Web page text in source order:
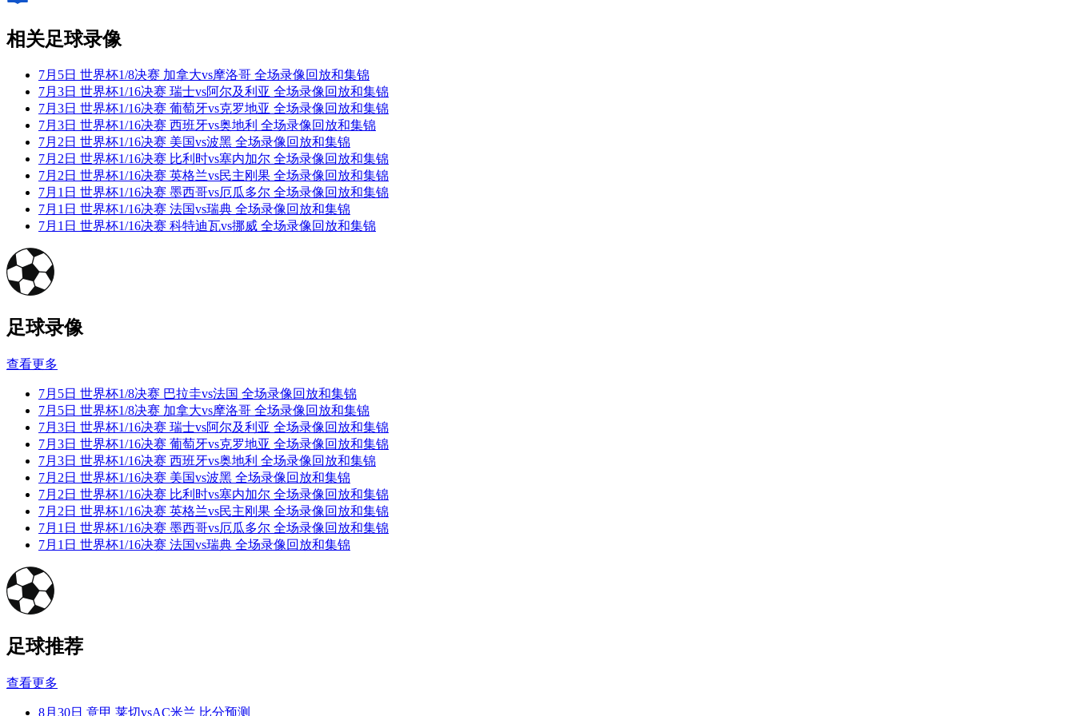
相关足球录像
7月5日 世界杯1/8决赛 加拿大vs摩洛哥 全场录像回放和集锦
7月3日 世界杯1/16决赛 瑞士vs阿尔及利亚 全场录像回放和集锦
7月3日 世界杯1/16决赛 葡萄牙vs克罗地亚 全场录像回放和集锦
7月3日 世界杯1/16决赛 西班牙vs奥地利 全场录像回放和集锦
7月2日 世界杯1/16决赛 美国vs波黑 全场录像回放和集锦
7月2日 世界杯1/16决赛 比利时vs塞内加尔 全场录像回放和集锦
7月2日 世界杯1/16决赛 英格兰vs民主刚果 全场录像回放和集锦
7月1日 世界杯1/16决赛 墨西哥vs厄瓜多尔 全场录像回放和集锦
7月1日 世界杯1/16决赛 法国vs瑞典 全场录像回放和集锦
7月1日 世界杯1/16决赛 科特迪瓦vs挪威 全场录像回放和集锦
足球录像
查看更多
7月5日 世界杯1/8决赛 巴拉圭vs法国 全场录像回放和集锦
7月5日 世界杯1/8决赛 加拿大vs摩洛哥 全场录像回放和集锦
7月3日 世界杯1/16决赛 瑞士vs阿尔及利亚 全场录像回放和集锦
7月3日 世界杯1/16决赛 葡萄牙vs克罗地亚 全场录像回放和集锦
7月3日 世界杯1/16决赛 西班牙vs奥地利 全场录像回放和集锦
7月2日 世界杯1/16决赛 美国vs波黑 全场录像回放和集锦
7月2日 世界杯1/16决赛 比利时vs塞内加尔 全场录像回放和集锦
7月2日 世界杯1/16决赛 英格兰vs民主刚果 全场录像回放和集锦
7月1日 世界杯1/16决赛 墨西哥vs厄瓜多尔 全场录像回放和集锦
7月1日 世界杯1/16决赛 法国vs瑞典 全场录像回放和集锦
足球推荐
查看更多
8月30日 意甲 莱切vsAC米兰 比分预测